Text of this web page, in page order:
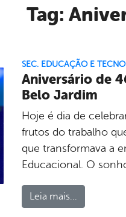
Tag:
SEC. EDUCAÇÃO E
Aniversário de
Belo Jardim
Hoje é dia de
frutos do trabalho
que transformava a
Educacional. O
Leia mais...